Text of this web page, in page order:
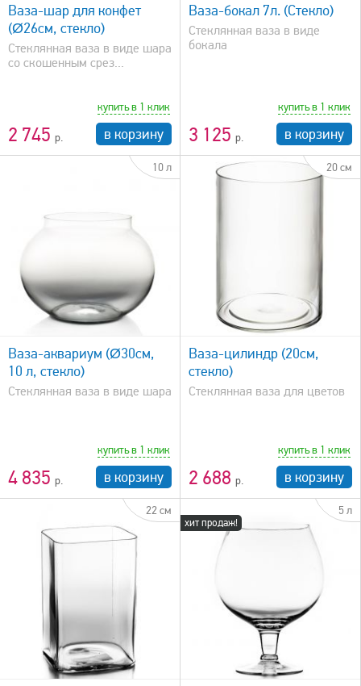
Ваза-шар для конфет
(Ø26см, стекло)
Стеклянная ваза в виде шара
со скошенным срез...
2 745
купить в 1 клик
в корзину
Ваза-бокал 7л. (Стекло)
Стеклянная ваза в виде
бокала
3 125
купить в 1 клик
в корзину
10 л
Ваза-аквариум (Ø30см,
10 л, стекло)
Стеклянная ваза в виде шара
4 835
купить в 1 клик
в корзину
20 см
быстрый просмотр
Ваза-цилиндр (20см,
стекло)
Стеклянная ваза для цветов
2 688
купить в 1 клик
в корзину
22 см
хит продаж!
5 л
быстрый просмотр